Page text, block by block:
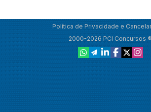
Política de Privacidade e
2000-2026 PCI Concursos ®